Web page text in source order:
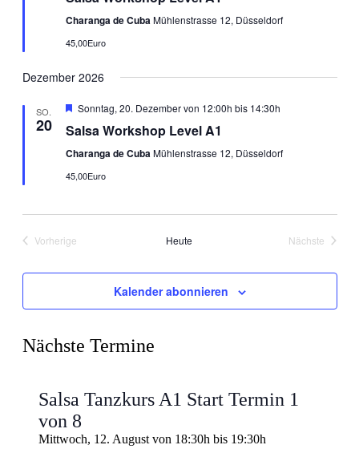
Charanga de CubaMühlenstrasse 12, Düsseldorf
45,00Euro
Dezember 2026
SO.
20
Empfohlen
Sonntag, 20. Dezember von 12:00h bis 14:30h
Salsa Workshop Level A1
Charanga de CubaMühlenstrasse 12, Düsseldorf
45,00Euro
Vorherige
Heute
Nächste
Kalender abonnieren
Nächste Termine
Salsa Tanzkurs A1 Start Termin 1
von 8
Mittwoch, 12. August von 18:30h bis 19:30h